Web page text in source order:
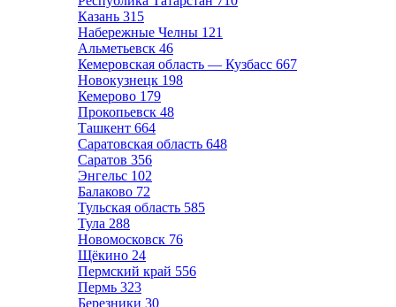
Казань 315
Набережные Челны 121
Альметьевск 46
Кемеровская область — Кузбасс 667
Новокузнецк 198
Кемерово 179
Прокопьевск 48
Ташкент 664
Саратовская область 648
Саратов 356
Энгельс 102
Балаково 72
Тульская область 585
Тула 288
Новомосковск 76
Щёкино 24
Пермский край 556
Пермь 323
Березники 30